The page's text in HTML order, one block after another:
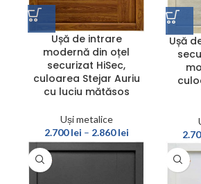
Ușă de intrare
modernă din oțel
securizat HiSec,
culoarea Stejar Auriu
cu luciu mătăsos
Uși metalice
2.700lei – 2.860lei
Ușă